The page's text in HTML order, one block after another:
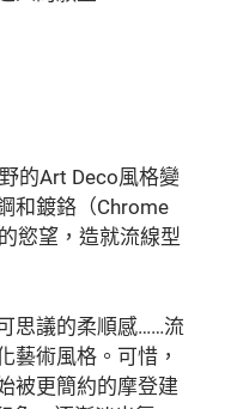
的Art Deco風格變
和鍍鉻（Chrome
慾望，造就流線型
思議的柔順感……流
藝術風格。可惜，
被更簡約的摩登建